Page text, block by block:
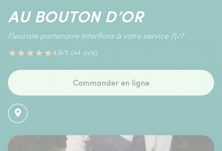
AU BOUTON D’OR
Fleuriste partenaire Interflora à votre service 7j/7
★★★★★4.9/5 (44 avis)
Commander en ligne